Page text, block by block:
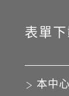
表單下
本中